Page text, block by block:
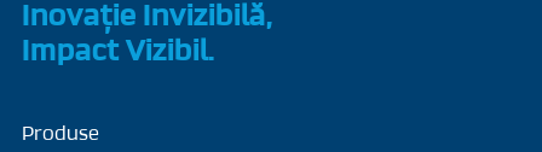
Inovație Invizibilă,
Impact Vizibil.
Produse